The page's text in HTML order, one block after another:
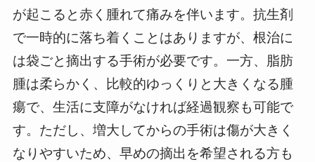
が起こると赤く腫れて痛みを伴います。抗生剤
で一時的に落ち着くことはありますが、根治に
は袋ごと摘出する手術が必要です。一方、脂肪
腫は柔らかく、比較的ゆっくりと大きくなる腫
瘍で、生活に支障がなければ経過観察も可能で
す。ただし、増大してからの手術は傷が大きく
なりやすいため、早めの摘出を希望される方も